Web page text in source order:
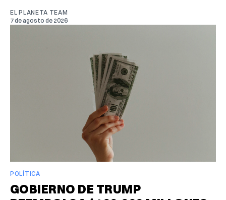
EL PLANETA TEAM
7 de agosto de 2026
POLÍTICA
GOBIERNO DE TRUMP